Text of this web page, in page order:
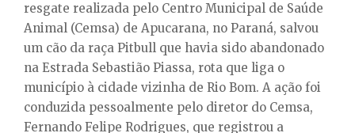
resgate realizada pelo Centro Municipal de Saúde
Animal (Cemsa) de Apucarana, no Paraná, salvou
um cão da raça Pitbull que havia sido abandonado
na Estrada Sebastião Piassa, rota que liga o
município à cidade vizinha de Rio Bom. A ação foi
conduzida pessoalmente pelo diretor do Cemsa,
Fernando Felipe Rodrigues, que registrou a